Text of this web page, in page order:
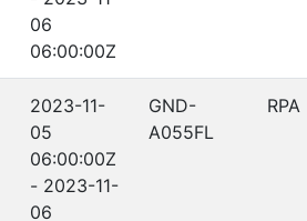
06
06:00:00Z
2023-11-
05
06:00:00Z
- 2023-11-
06
GND-
A055FL
RPA